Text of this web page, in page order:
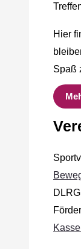
Hier
Spaß
DLRG